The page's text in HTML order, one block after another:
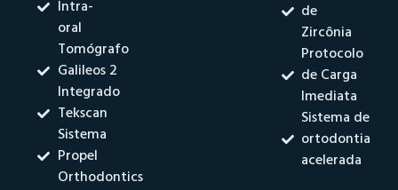
Intra-
oral
Tomógrafo
Galileos 2
Integrado
Tekscan
Sistema
Propel
Orthodontics
de
Zircônia
Protocolo
de Carga
Imediata
Sistema de
ortodontia
acelerada